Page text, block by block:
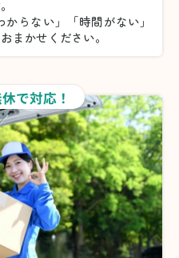
らない」「時間がない」
まかせください。
で対応！